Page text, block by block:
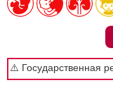
⚠️ Государственная